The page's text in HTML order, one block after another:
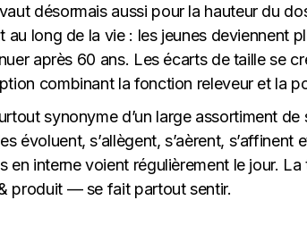
désormais aussi pour la hauteur du
au long de la vie : les jeunes deviennent
après 60 ans. Les écarts de taille se
combinant la fonction releveur et la
synonyme d’un large assortiment
évoluent, s’allègent, s’aèrent,
en interne voient régulièrement le jour.
produit — se fait partout sentir.